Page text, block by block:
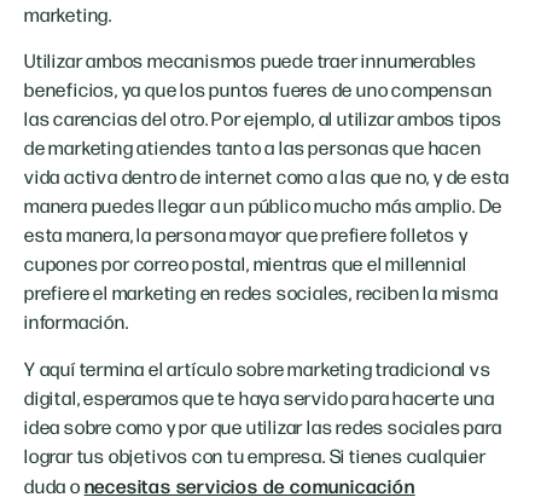
marketing.
Utilizar ambos mecanismos puede traer innumerables
beneficios, ya que los puntos fueres de uno compensan
las carencias del otro. Por ejemplo, al utilizar ambos tipos
de marketing atiendes tanto a las personas que hacen
vida activa dentro de internet como a las que no, y de esta
manera puedes llegar a un público mucho más amplio. De
esta manera, la persona mayor que prefiere folletos y
cupones por correo postal, mientras que el millennial
prefiere el marketing en redes sociales, reciben la misma
información.
Y aquí termina el artículo sobre marketing tradicional vs
digital, esperamos que te haya servido para hacerte una
idea sobre como y por que utilizar las redes sociales para
lograr tus objetivos con tu empresa. Si tienes cualquier
duda onecesitas servicios de comunicación